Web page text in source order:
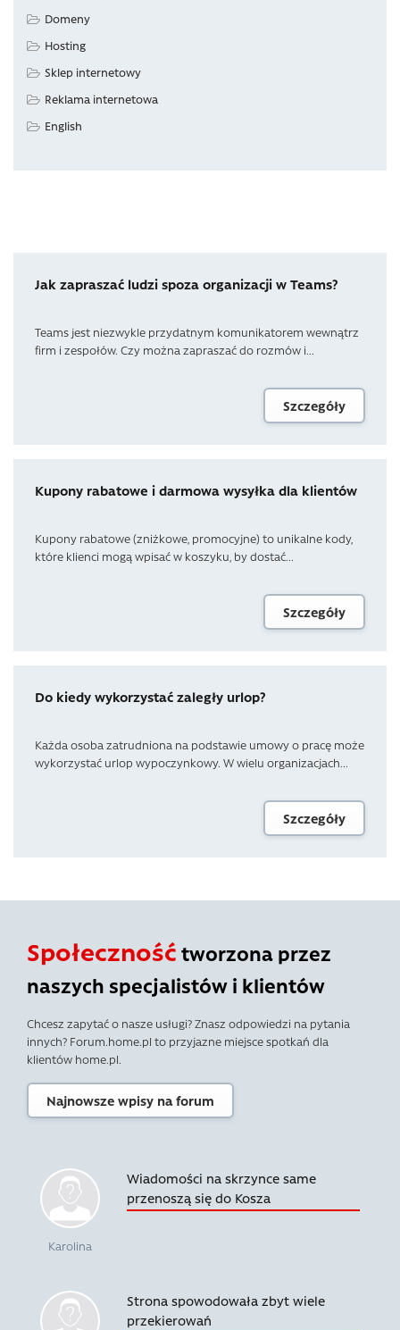
Domeny
Hosting
Sklep internetowy
Reklama internetowa
English
Jak zapraszać ludzi spoza organizacji w Teams?
Teams jest niezwykle przydatnym komunikatorem wewnątrz
firm i zespołów. Czy można zapraszać do rozmów i...
Szczegóły
Kupony rabatowe i darmowa wysyłka dla klientów
Kupony rabatowe (zniżkowe, promocyjne) to unikalne kody,
które klienci mogą wpisać w koszyku, by dostać...
Szczegóły
Do kiedy wykorzystać zaległy urlop?
Każda osoba zatrudniona na podstawie umowy o pracę może
wykorzystać urlop wypoczynkowy. W wielu organizacjach...
Szczegóły
Społeczność tworzona przez
naszych specjalistów i klientów
Chcesz zapytać o nasze usługi? Znasz odpowiedzi na pytania
innych? Forum.home.pl to przyjazne miejsce spotkań dla
klientów home.pl.
Najnowsze wpisy na forum
Karolina
Wiadomości na skrzynce same
przenoszą się do Kosza
Strona spowodowała zbyt wiele
przekierowań